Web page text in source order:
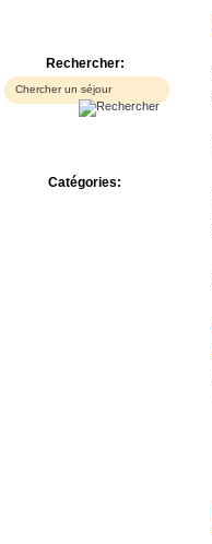
Rechercher:
Catégories: